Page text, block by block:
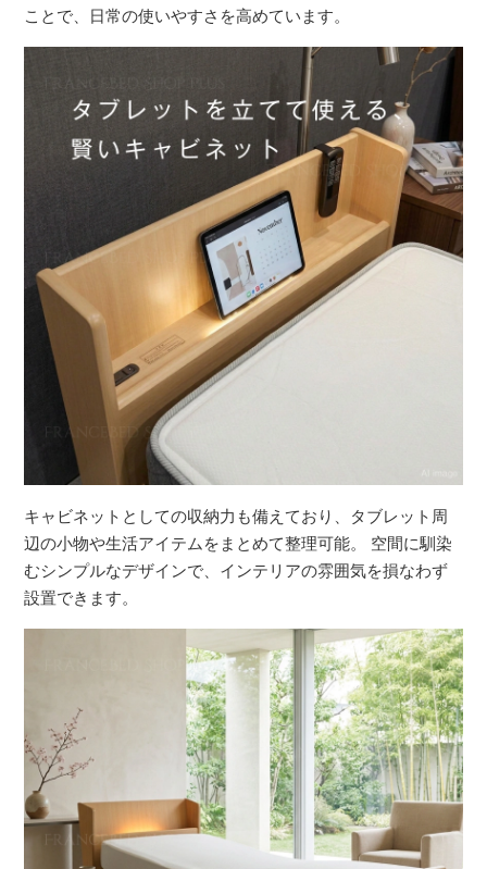
ことで、日常の使いやすさを高めています。
キャビネットとしての収納力も備えており、タブレット周
辺の小物や生活アイテムをまとめて整理可能。 空間に馴染
むシンプルなデザインで、インテリアの雰囲気を損なわず
設置できます。